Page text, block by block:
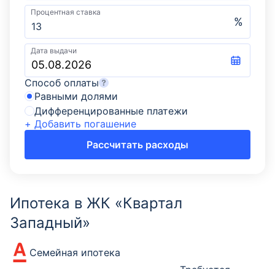
Процентная ставка
%
Дата выдачи
Способ оплаты
Равными долями
Дифференцированные платежи
+ Добавить погашение
Рассчитать расходы
Ипотека в ЖК «Квартал
Западный»
Семейная ипотека